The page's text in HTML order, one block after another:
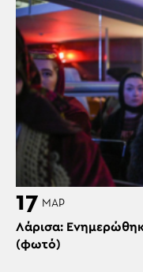
17 ΜΑΡ
Λάρισα:
(φωτό)